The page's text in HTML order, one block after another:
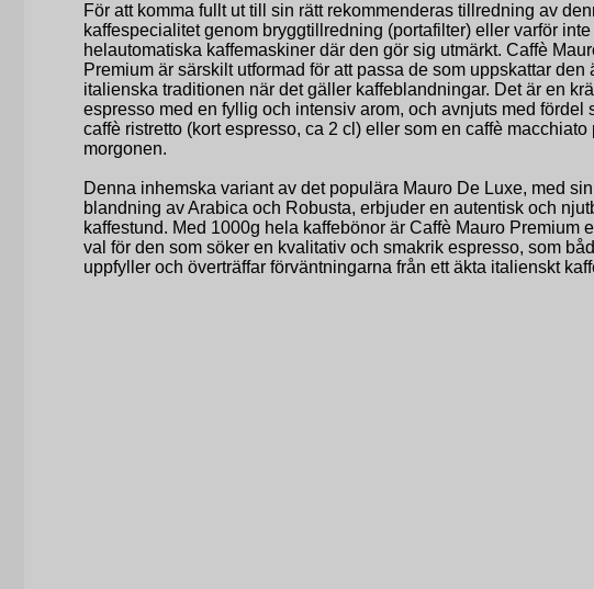
För att komma fullt ut till sin rätt rekommenderas tillredning av
kaffespecialitet genom bryggtillredning (portafilter) eller varför inte
helautomatiska kaffemaskiner där den gör sig utmärkt. Caffè
Premium är särskilt utformad för att passa de som uppskattar den
italienska traditionen när det gäller kaffeblandningar. Det är en
espresso med en fyllig och intensiv arom, och avnjuts med fördel
caffè ristretto (kort espresso, ca 2 cl) eller som en caffè macchiato
morgonen.
Denna inhemska variant av det populära Mauro De Luxe, med
blandning av Arabica och Robusta, erbjuder en autentisk och
kaffestund. Med 1000g hela kaffebönor är Caffè Mauro Premium
val för den som söker en kvalitativ och smakrik espresso, som
uppfyller och överträffar förväntningarna från ett äkta italienskt